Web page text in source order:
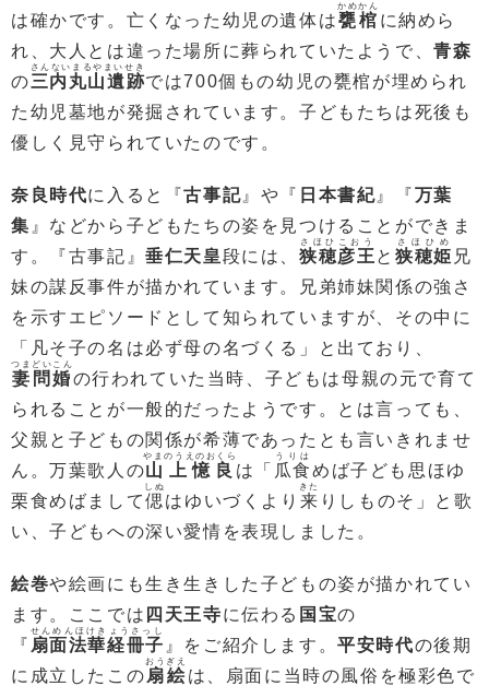
は確かです。亡くなった幼児の遺体は甕棺
かめかん
に納めら
れ、大人とは違った場所に葬られていたようで、青森
の三内丸山遺跡
さんないまるやまいせき
では700個もの幼児の甕棺が埋められ
た幼児墓地が発掘されています。子どもたちは死後も
優しく見守られていたのです。
奈良時代に入ると『古事記 』や『 日本書紀 』『万葉
集 』などから子どもたちの姿を見つけることができま
す。『古事記』垂仁天皇段には、 狭穂彦王
さほひこおう
と 狭穂姫
さほひめ
兄
妹の謀反事件が描かれています。兄弟姉妹関係の強さ
を示すエピソードとして知られていますが、その中に
「凡そ子の名は必ず母の名づくる」と出ており、
妻問婚
つまどいこん
の行われていた当時、子どもは母親の元で育て
られることが一般的だったようです。とは言っても、
父親と子どもの関係が希薄であったとも言いきれませ
ん。万葉歌人の山上憶良
やまのうえのおくら
は「 瓜食
うりは
めば子ども思ほゆ
栗食めばまして偲
しぬ
はゆいづくより 来
きた
りしものそ」と歌
い、子どもへの深い愛情を表現しました。
絵巻や絵画にも生き生きした子どもの姿が描かれてい
ます。ここでは 四天王寺に伝わる 国宝の
『 扇面法華経冊子
せんめんほけきょうさっし
』をご紹介します。平安時代の後期
に成立したこの扇絵
おうぎえ
は、扇面に当時の風俗を極彩色で